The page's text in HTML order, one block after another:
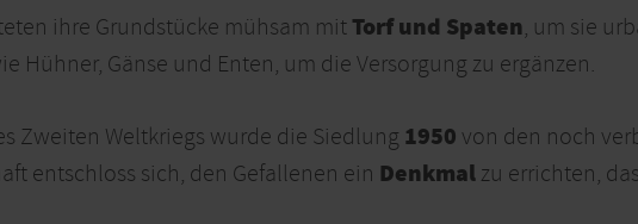
ihre Grundstücke mühsam mitTorf und Spaten, um sie
Hühner, Gänse und Enten, um die Versorgung zu ergänzen.
Zweiten Weltkriegs wurde die Siedlung 1950 von den noch
entschloss sich, den Gefallenen ein Denkmal zu errichten, das